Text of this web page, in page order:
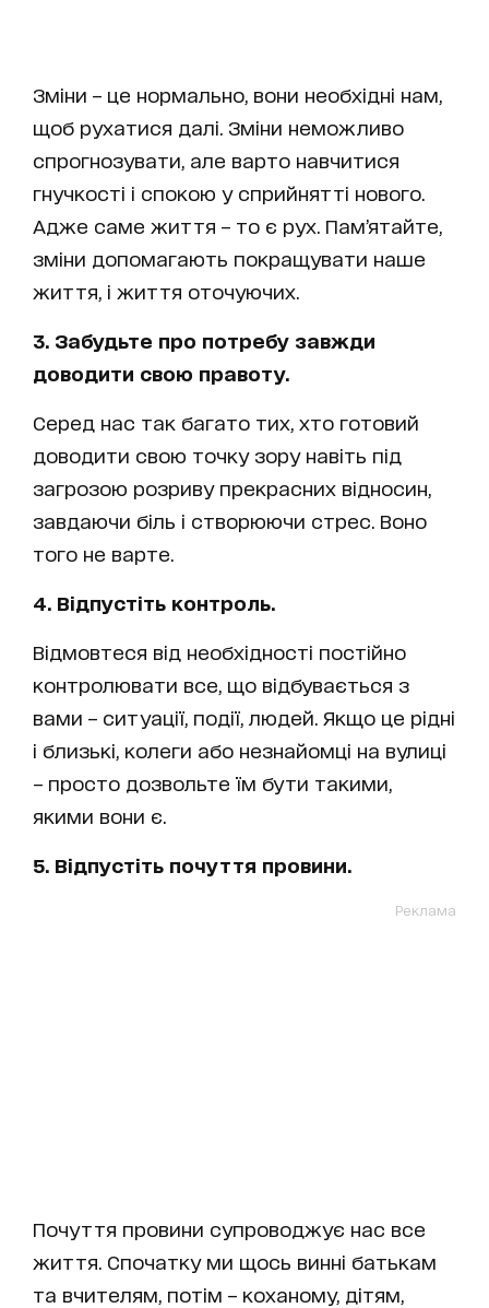
Зміни – це нормально, вони необхідні нам,
щоб рухатися далі. Зміни неможливо
спрогнозувати, але варто навчитися
гнучкості і спокою у сприйнятті нового.
Адже саме життя – то є рух. Пам’ятайте,
зміни допомагають покращувати наше
життя, і життя оточуючих.
3. Забудьте про потребу завжди
доводити свою правоту.
Серед нас так багато тих, хто готовий
доводити свою точку зору навіть під
загрозою розриву прекрасних відносин,
завдаючи біль і створюючи стрес. Воно
того не варте.
4. Відпустіть контроль.
Відмовтеся від необхідності постійно
контролювати все, що відбувається з
вами – ситуації, події, людей. Якщо це рідні
і близькі, колеги або незнайомці на вулиці
– просто дозвольте їм бути такими,
якими вони є.
5. Відпустіть почуття провини.
Реклама
Почуття провини супроводжує нас все
життя. Спочатку ми щось винні батькам
та вчителям, потім – коханому, дітям,